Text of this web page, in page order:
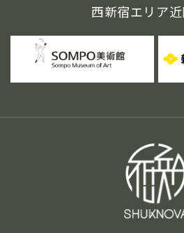
西新宿エリア